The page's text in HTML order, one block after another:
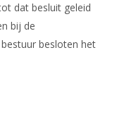
dat besluit geleid
bij de
besloten het